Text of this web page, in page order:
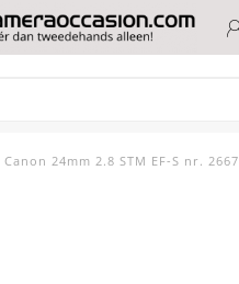
Canon 24mm 2.8 STM EF-S nr. 2667